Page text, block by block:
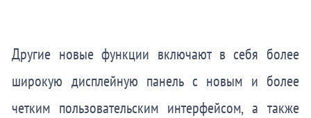
Другие новые функции включают в себя более
широкую дисплейную панель с новым и более
четким пользовательским интерфейсом, а также